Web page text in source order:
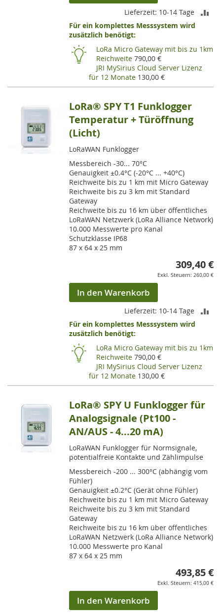
Lieferzeit: 10-14 Tage
Für ein komplettes Messsystem wird
zusätzlich benötigt:
LoRa Micro Gateway mit bis zu 1km
Reichweite 790,00 €
JRI MySirius Cloud Server Lizenz
für 12 Monate 130,00 €
LoRa® SPY T1 Funklogger
Temperatur + Türöffnung
(Licht)
LoRaWAN Funklogger
Messbereich -30... 70°C
Genauigkeit ±0.4°C (-20°C ... +40°C)
Reichweite bis zu 1 km mit Micro Gateway
Reichweite bis zu 3 km mit Standard
Gateway
Reichweite bis zu 16 km über öffentliches
LoRaWAN Netzwerk (LoRa Alliance Network)
10.000 Messwerte pro Kanal
Schutzklasse IP68
87 x 64 x 25 mm
309,40 €
260,00 €
In den Warenkorb
Lieferzeit: 10-14 Tage
Für ein komplettes Messsystem wird
zusätzlich benötigt:
LoRa Micro Gateway mit bis zu 1km
Reichweite 790,00 €
JRI MySirius Cloud Server Lizenz
für 12 Monate 130,00 €
LoRa® SPY U Funklogger für
Analogsignale (Pt100 -
AN/AUS - 4...20 mA)
LoRaWAN Funklogger für Normsignale,
potentialfreie Kontakte und Zählimpulse
Messbereich -200 ... 300°C (abhängig vom
Fühler)
Genauigkeit ±0.2°C (Gerät ohne Fühler)
Reichweite bis zu 1 km mit Micro Gateway
Reichweite bis zu 3 km mit Standard
Gateway
Reichweite bis zu 16 km über öffentliches
LoRaWAN Netzwerk (LoRa Alliance Network)
10.000 Messwerte pro Kanal
87 x 64 x 25 mm
493,85 €
415,00 €
In den Warenkorb